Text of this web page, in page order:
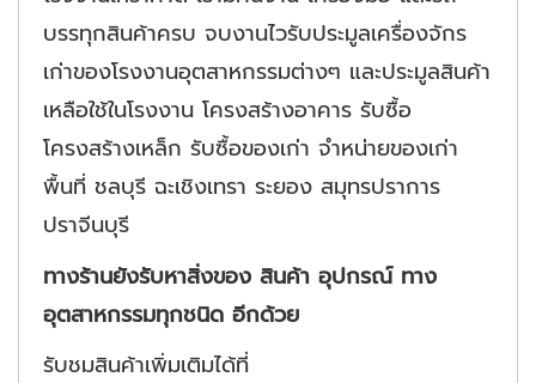
บรรทุกสินค้าครบ จบงานไวรับประมูลเครื่องจักร
เก่าของโรงงานอุตสาหกรรมต่างๆ และประมูลสินค้า
เหลือใช้ในโรงงาน โครงสร้างอาคาร รับซื้อ
โครงสร้างเหล็ก รับซื้อของเก่า จำหน่ายของเก่า
พื้นที่ ชลบุรี ฉะเชิงเทรา ระยอง สมุทรปราการ
ปราจีนบุรี
ทางร้านยังรับหาสิ่งของ สินค้า อุปกรณ์ ทาง
อุตสาหกรรมทุกชนิด อีกด้วย
รับชมสินค้าเพิ่มเติมได้ที่